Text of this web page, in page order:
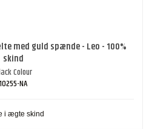
med guld spænde - Leo - 100%
skind
Colour
10255-NA
i ægte skind